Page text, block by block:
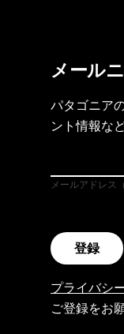
メール
パタゴニア
ント情報な
メールアドレス
登録
プライバシ
ご登録をお